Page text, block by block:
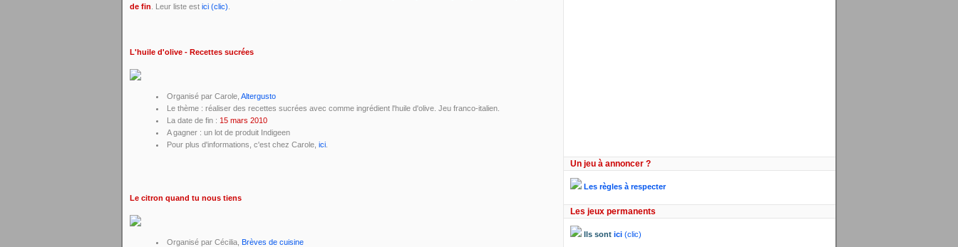
de fin . Leur liste est ici (clic)
L'huile d'olive - Recettes sucrées
Organisé par Carole, Altergusto
Le thème : réaliser des recettes sucrées avec comme ingrédient l'huile d'olive. Jeu franco-italien.
La date de fin : 15 mars 2010
A gagner : un lot de produit Indigeen
Pour plus d'informations, c'est chez Carole, ici
Le citron quand tu nous tiens
Organisé par Cécilia, Brèves de cuisine
Un jeu à annoncer ?
Les règles à respecter
Les jeux permanents
Ils sont ici (clic)